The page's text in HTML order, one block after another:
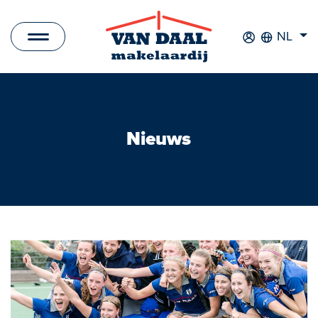
NL
Nieuwbouwprojecten
Bedrijfsaanbod
Nieuws